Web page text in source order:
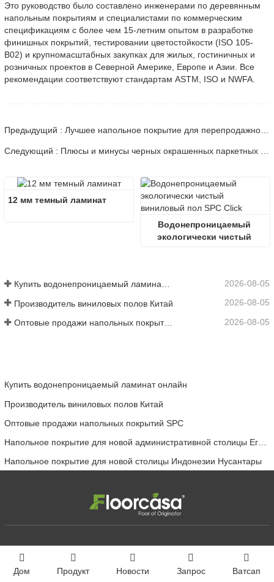
Это руководство было составлено инженерами по деревянным
напольным покрытиям и специалистами по коммерческим
спецификациям с более чем 15-летним опытом в разработке
финишных покрытий, тестировании цветостойкости (ISO 105-
B02) и крупномасштабных закупках для жилых, гостиничных и
розничных проектов в Северной Америке, Европе и Азии. Все
рекомендации соответствуют стандартам ASTM, ISO и NWFA.
12 мм темный ламинат
Водонепроницаемый
экологически чистый
Купить водонепроницаемый ламинат онлайн 2026-08-05
Производитель виниловых полов Китай 2026-08-05
Оптовые продажи напольных покрытий SPC 2026-08-05
Купить водонепроницаемый ламинат онлайн
Производитель виниловых полов Китай
Оптовые продажи напольных покрытий SPC
Напольное покрытие для новой столицы Индонезии Нусантары
Дом Продукт Новости Запрос Ватсап